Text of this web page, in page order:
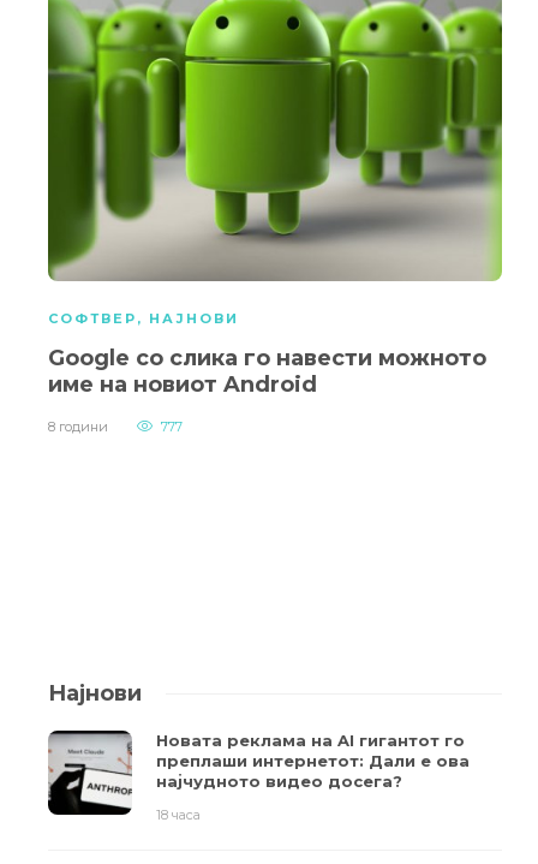
СОФТВЕР , НАЈНОВИ
Google со слика го навести можното
име на новиот Android
8 години 777
Најнови
Новата реклама на AI гигантот го
преплаши интернетот: Дали е ова
најчудното видео досега?
18 часа